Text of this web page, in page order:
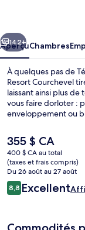
Courchevel
Suivant
142+
AperçuChambres
À quelques pas de
Resort Courchevel
laissant ainsi plus de
vous faire dorloter :
enveloppement ou
souper. Parmi les
parc aquatique
apprécieront l’accès
et au comptoir de
Le
prix
actuel
est
de 355 $ CA
355 $ CA
400 $ CA au total
(taxes et frais compris)
Du 26 août au 27 août
Avis
8,88,8 sur 10 –
Excellent